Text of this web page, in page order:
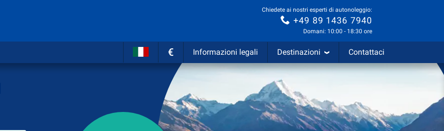
Chiedete ai nostri esperti di autonoleggio:
+49 89 1436 7940
Domani: 10:00 - 18:30 ore
€ Informazioni legali Destinazioni Contattaci